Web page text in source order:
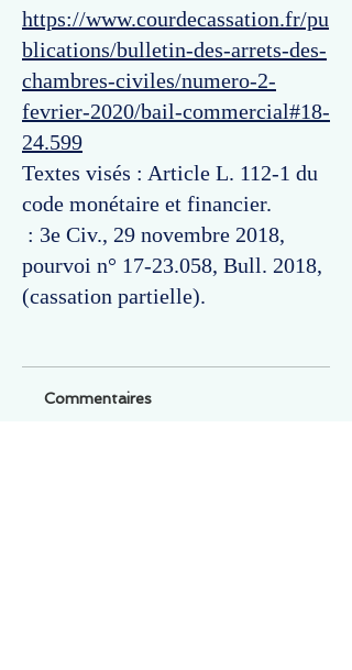
https://www.courdecassation.fr/pu
blications/bulletin-des-arrets-des-
chambres-civiles/numero-2-
fevrier-2020/bail-commercial#18-
24.599
Textes visés : Article L. 112-1 du
code monétaire et financier.
: 3e Civ., 29 novembre 2018,
pourvoi n° 17-23.058, Bull. 2018,
(cassation partielle).
Commentaires